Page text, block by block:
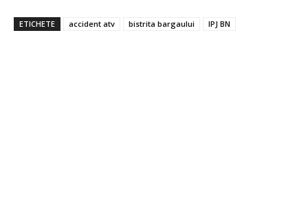
ETICHETE accident atv bistrita bargaului IPJ BN